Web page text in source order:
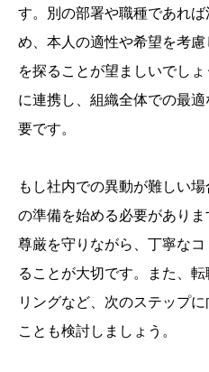
す。別の部署や職種であれ
め、本人の適性や希望を考
を探ることが望ましいでし
に連携し、組織全体での最
要です。
もし社内での異動が難しい
の準備を始める必要があり
尊厳を守りながら、丁寧な
ることが大切です。また、
リングなど、次のステップ
ことも検討しましょう。